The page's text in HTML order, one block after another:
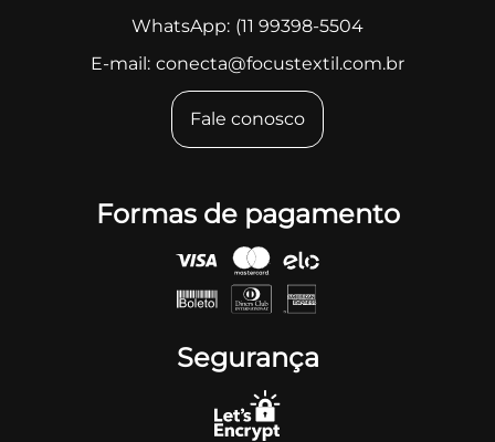
WhatsApp: (11 99398-5504
E-mail: conecta@focustextil.com.br
Fale conosco
Formas de pagamento
Segurança